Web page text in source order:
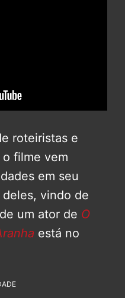
roteiristas e
filme vem
em seu
vindo de
um ator de O
está no